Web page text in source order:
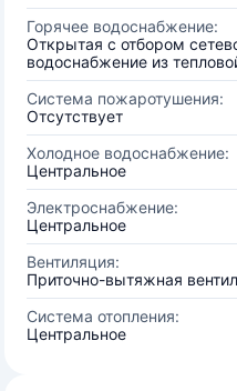
Горячее водоснабжение:
Открытая с отбором
водоснабжение из
Система пожаротушения:
Отсутствует
Холодное водоснабжение:
Центральное
Электроснабжение:
Центральное
Вентиляция:
Приточно-вытяжная
Система отопления:
Центральное